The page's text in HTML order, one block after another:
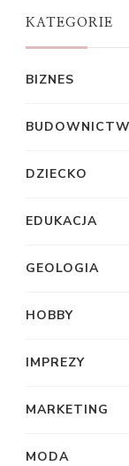
KATEGORIE
BIZNES
DZIECKO
EDUKACJA
GEOLOGIA
HOBBY
IMPREZY
MARKETING
MODA